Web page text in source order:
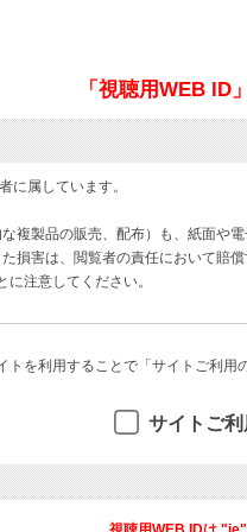
「視聴用WEB ID
に属しています。
複製品の販売、配布）も、紙面や
損害は、閲覧者の責任において賠償
注意してください。
トを利用することで「サイトご利用
サイトご